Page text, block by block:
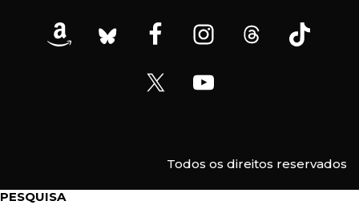
Todos os direitos reservados
PESQUISA